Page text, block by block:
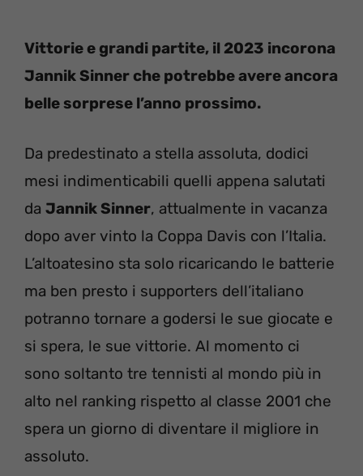
Vittorie e grandi partite, il 2023 incorona
Jannik Sinner che potrebbe avere ancora
belle sorprese l’anno prossimo.
Da predestinato a stella assoluta, dodici
mesi indimenticabili quelli appena salutati
da Jannik Sinner, attualmente in vacanza
dopo aver vinto la Coppa Davis con l’Italia.
L’altoatesino sta solo ricaricando le batterie
ma ben presto i supporters dell’italiano
potranno tornare a godersi le sue giocate e
si spera, le sue vittorie. Al momento ci
sono soltanto tre tennisti al mondo più in
alto nel ranking rispetto al classe 2001 che
spera un giorno di diventare il migliore in
assoluto.